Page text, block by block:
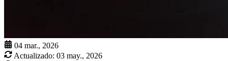
04 mar., 2026
Actualizado: 03 may., 2026